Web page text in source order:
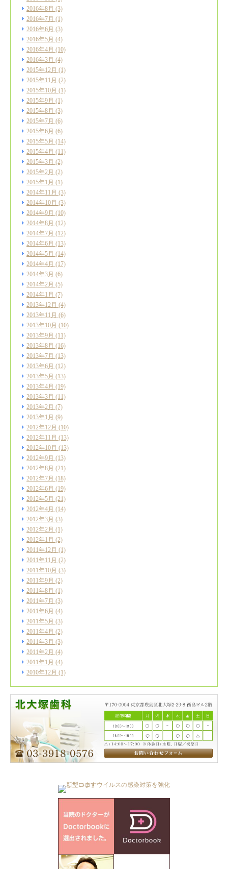
2016年8月 (3)
2016年7月 (1)
2016年6月 (3)
2016年5月 (4)
2016年4月 (10)
2016年3月 (4)
2015年12月 (1)
2015年11月 (2)
2015年10月 (1)
2015年9月 (1)
2015年8月 (3)
2015年7月 (6)
2015年6月 (6)
2015年5月 (14)
2015年4月 (11)
2015年3月 (2)
2015年2月 (2)
2015年1月 (1)
2014年11月 (3)
2014年10月 (3)
2014年9月 (10)
2014年8月 (12)
2014年7月 (12)
2014年6月 (13)
2014年5月 (14)
2014年4月 (17)
2014年3月 (6)
2014年2月 (5)
2014年1月 (7)
2013年12月 (4)
2013年11月 (6)
2013年10月 (10)
2013年9月 (11)
2013年8月 (16)
2013年7月 (13)
2013年6月 (12)
2013年5月 (13)
2013年4月 (19)
2013年3月 (11)
2013年2月 (7)
2013年1月 (9)
2012年12月 (10)
2012年11月 (13)
2012年10月 (13)
2012年9月 (13)
2012年8月 (21)
2012年7月 (18)
2012年6月 (19)
2012年5月 (21)
2012年4月 (14)
2012年3月 (3)
2012年2月 (1)
2012年1月 (2)
2011年12月 (1)
2011年11月 (2)
2011年10月 (3)
2011年9月 (2)
2011年8月 (1)
2011年7月 (3)
2011年6月 (4)
2011年5月 (3)
2011年4月 (2)
2011年3月 (3)
2011年2月 (4)
2011年1月 (4)
2010年12月 (1)